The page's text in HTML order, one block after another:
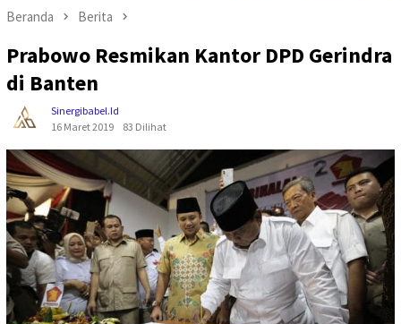
Beranda Berita
Prabowo Resmikan Kantor DPD Gerindra
di Banten
Sinergibabel.id
16 Maret 2019
83 Dilihat